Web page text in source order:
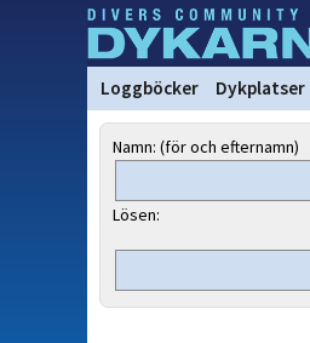
Loggböcker Dykplatser
Namn: (för och efternamn)
Lösen: